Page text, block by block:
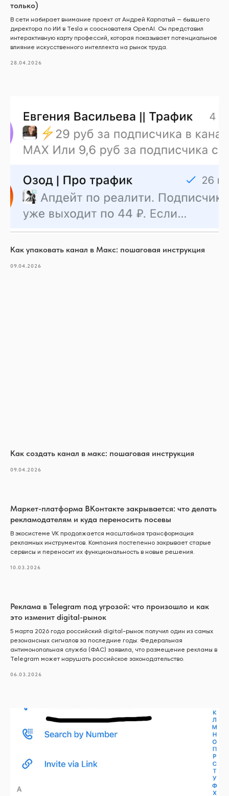
только)
В сети набирает внимание проект от Андрей Карпатый — бывшего
директора по ИИ в Tesla и сооснователя OpenAI. Он представил
интерактивную карту профессий, которая показывает потенциальное
влияние искусственного интеллекта на рынок труда.
28.04.2026
Как упаковать канал в Макс: пошаговая инструкция
09.04.2026
Как создать канал в макс: пошаговая инструкция
09.04.2026
Маркет-платформа ВКонтакте закрывается: что делать
рекламодателям и куда переносить посевы
В экосистеме VK продолжается масштабная трансформация
рекламных инструментов. Компания постепенно закрывает старые
сервисы и переносит их функциональность в новые решения.
10.03.2026
Реклама в Telegram под угрозой: что произошло и как
это изменит digital-рынок
5 марта 2026 года российский digital-рынок получил один из самых
резонансных сигналов за последние годы: Федеральная
антимонопольная служба (ФАС) заявила, что размещение рекламы в
Telegram может нарушать российское законодательство.
06.03.2026